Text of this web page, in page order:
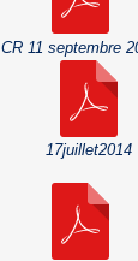
CR 11 septembre
17juillet2014